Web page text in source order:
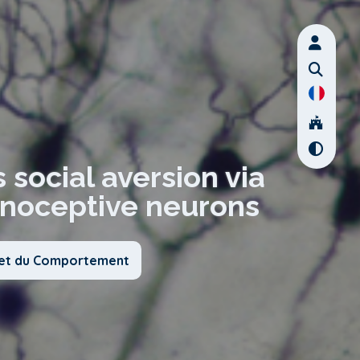
aversion via
neurons
du Comportement